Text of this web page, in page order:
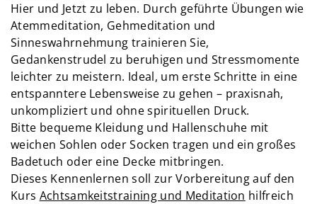
Hier und Jetzt zu leben. Durch geführte Übungen wie
Atemmeditation, Gehmeditation und
Sinneswahrnehmung trainieren Sie,
Gedankenstrudel zu beruhigen und Stressmomente
leichter zu meistern. Ideal, um erste Schritte in eine
entspanntere Lebensweise zu gehen – praxisnah,
unkompliziert und ohne spirituellen Druck.
Bitte bequeme Kleidung und Hallenschuhe mit
weichen Sohlen oder Socken tragen und ein großes
Badetuch oder eine Decke mitbringen.
Dieses Kennenlernen soll zur Vorbereitung auf den
Kurs Achtsamkeitstraining und Meditation hilfreich